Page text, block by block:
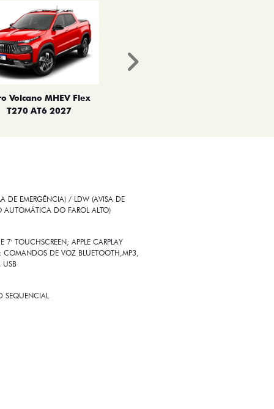
Volcano MHEV Flex
T270 AT6 2027
Próximo
DE EMERGÊNCIA) / LDW (AVISA DE
DO FAROL ALTO)
7' TOUCHSCREEN; APPLE CARPLAY
COMANDOS DE VOZ BLUETOOTH,MP3,
USB
SEQUENCIAL